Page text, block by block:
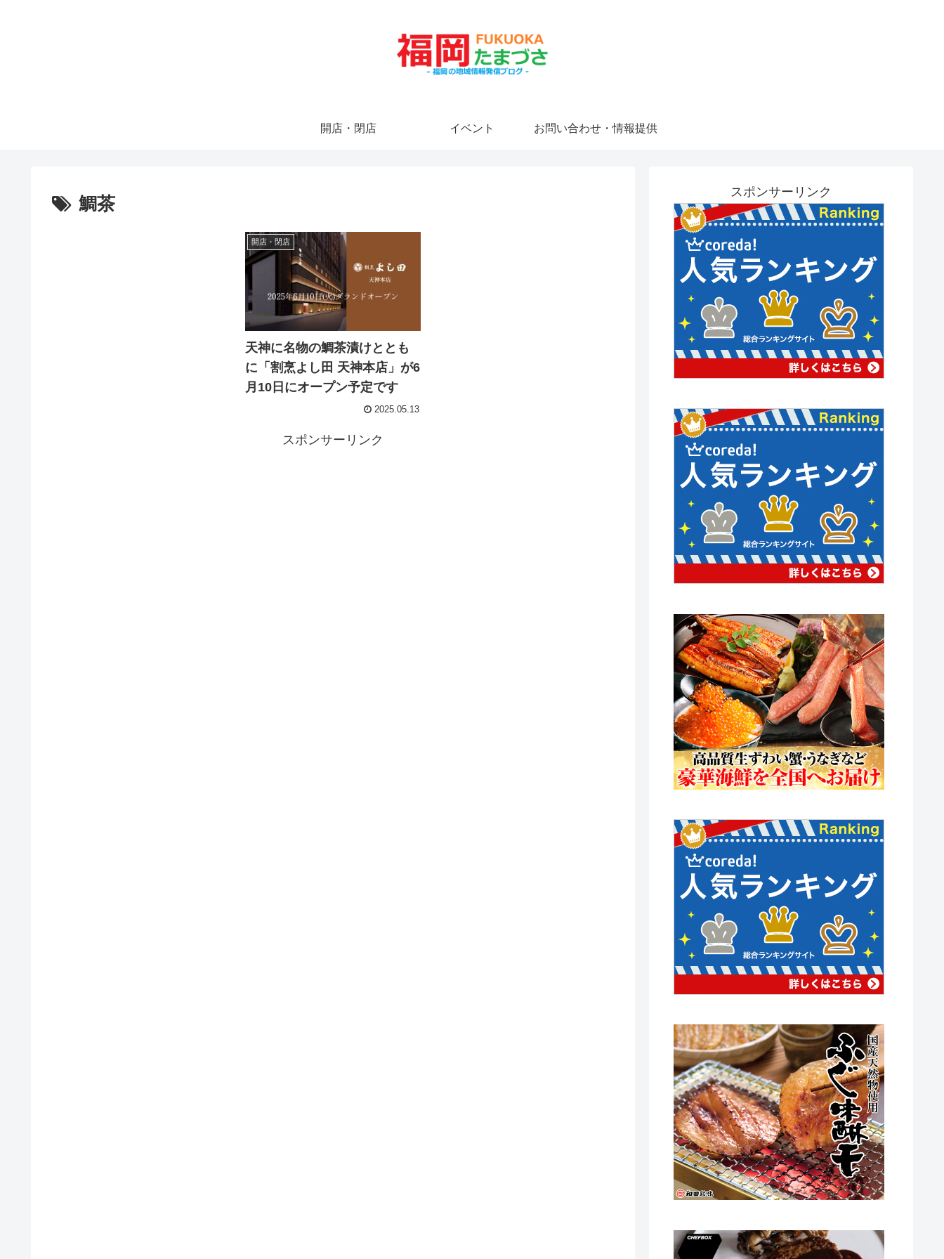
開店・閉店 イベント お問い合わせ・情報提供
鯛茶
開店・閉店
天神に名物の鯛茶漬けととも
に「割烹よし田 天神本店」が6
月10日にオープン予定です
2025.05.13
スポンサーリンク
スポンサーリンク